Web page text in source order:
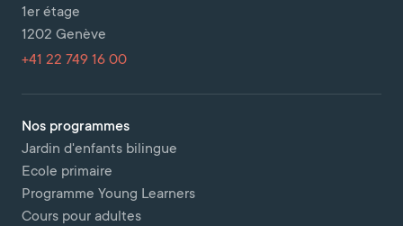
Nos programmes
Jardin d'enfants bilingue
Ecole primaire
Programme Young Learners
Cours pour adultes
1er étage
1202 Genève
+41 22 749 16 00